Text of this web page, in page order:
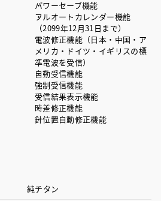
パワーセーブ機能
フルオートカレンダー機能
（2099年12月31日まで）
電波修正機能（日本・中国・ア
メリカ・ドイツ・イギリスの標
準電波を受信）
自動受信機能
強制受信機能
受信結果表示機能
時差修正機能
針位置自動修正機能
純チタン